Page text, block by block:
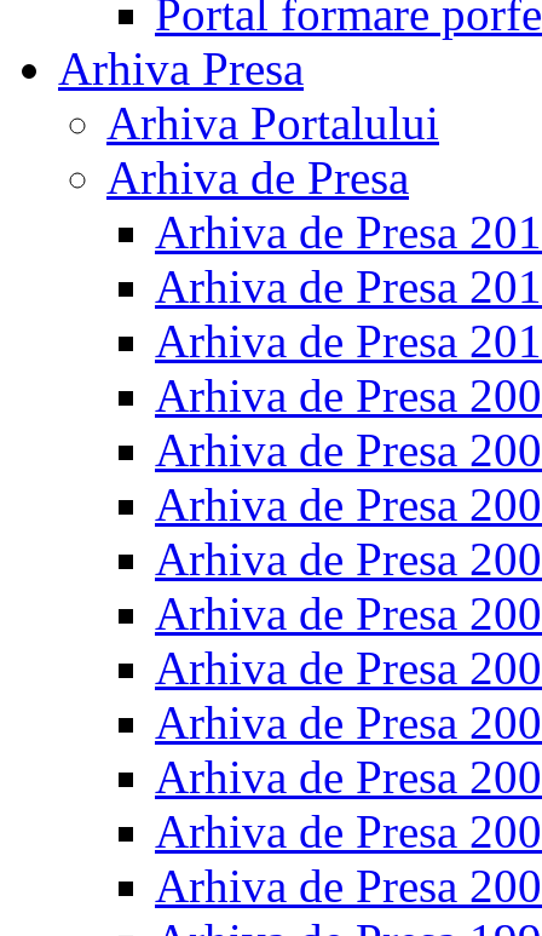
Portal formare
Arhiva Presa
Arhiva Portalului
Arhiva de Presa
Arhiva de Presa
Arhiva de Presa
Arhiva de Presa
Arhiva de Presa
Arhiva de Presa
Arhiva de Presa
Arhiva de Presa
Arhiva de Presa
Arhiva de Presa
Arhiva de Presa
Arhiva de Presa
Arhiva de Presa
Arhiva de Presa